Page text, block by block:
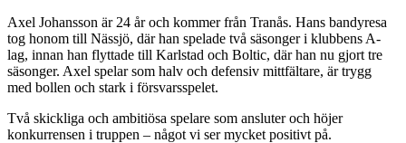
Axel Johansson är 24 år och kommer från Tranås. Hans bandyresa
tog honom till Nässjö, där han spelade två säsonger i klubbens A-
lag, innan han flyttade till Karlstad och Boltic, där han nu gjort tre
säsonger. Axel spelar som halv och defensiv mittfältare, är trygg
med bollen och stark i försvarsspelet.
Två skickliga och ambitiösa spelare som ansluter och höjer
konkurrensen i truppen – något vi ser mycket positivt på.